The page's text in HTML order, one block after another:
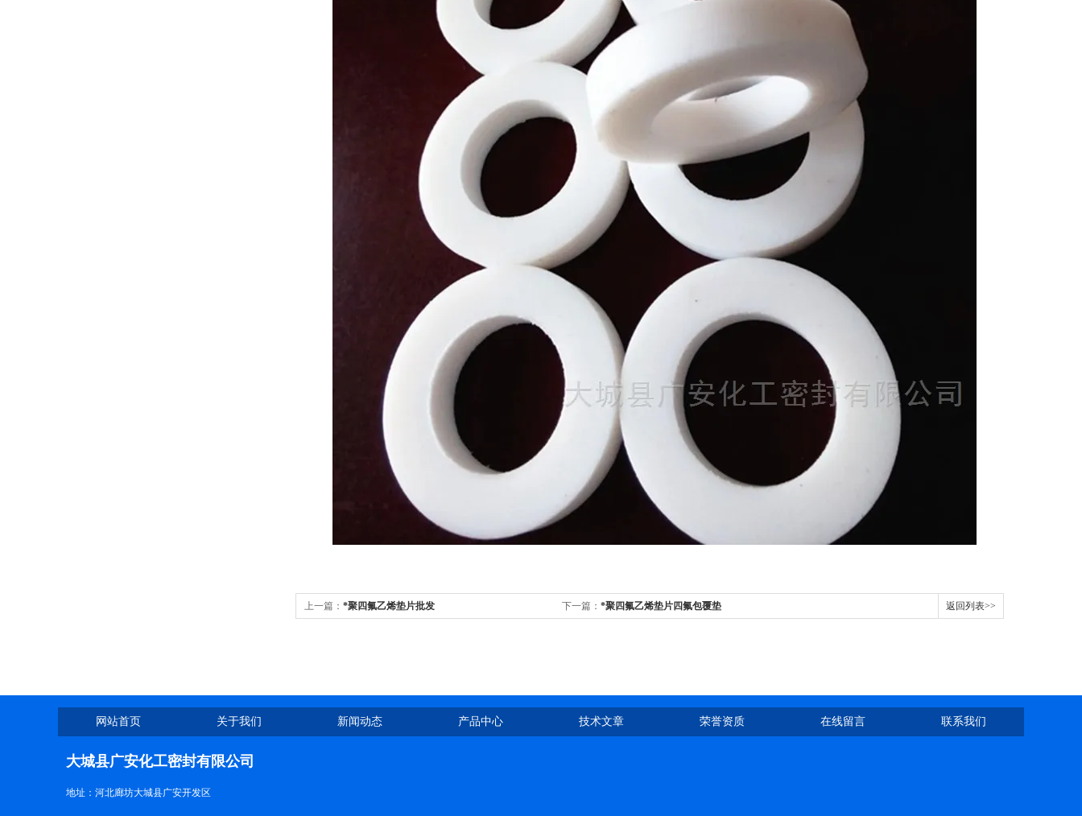
上一篇： *聚四氟乙烯垫片批发 下一篇： *聚四氟乙烯垫片四氟包覆垫 返回列表>>
网站首页 关于我们 新闻动态 产品中心 技术文章 荣誉资质 在线留言 联系我们
大城县广安化工密封有限公司
地址：河北廊坊大城县广安开发区